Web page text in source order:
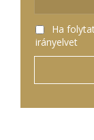
Ha
irányelvet